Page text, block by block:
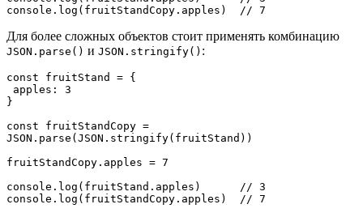
console.log(fruitStandCopy.apples)  // 7
Для более сложных объектов стоит применять комбинацию
JSON.parse() и JSON.stringify() :
const fruitStand = {
}
const fruitStandCopy =
JSON.parse(JSON.stringify(fruitStand))
fruitStandCopy.apples = 7
console.log(fruitStand.apples)      // 3
console.log(fruitStandCopy.apples)  // 7